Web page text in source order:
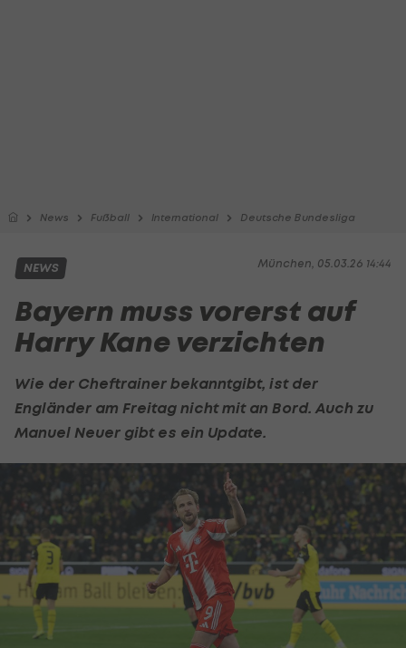
News Fußball International Deutsche Bundesliga
München, 05.03.26 14:44
NEWS
Bayern muss vorerst auf
Harry Kane verzichten
Wie der Cheftrainer bekanntgibt, ist der
Engländer am Freitag nicht mit an Bord. Auch zu
Manuel Neuer gibt es ein Update.